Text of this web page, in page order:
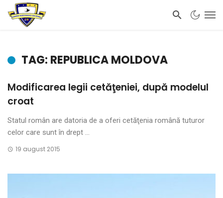
TAG: REPUBLICA MOLDOVA
Modificarea legii cetăţeniei, după modelul
croat
Statul român are datoria de a oferi cetăţenia română tuturor
celor care sunt în drept ...
19 august 2015